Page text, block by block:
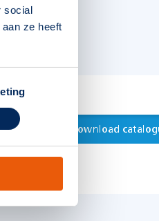
social
ze heeft
Download
Vluchtwegverlichting